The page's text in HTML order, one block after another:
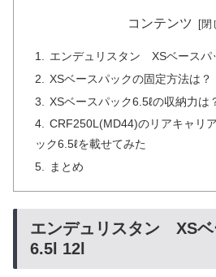
コンテンツ
エンデュリスタン XSベース
XSベースパックの固定方法は？
XSベースパック6.5ℓの収納力は
CRF250L(MD44)のリアキャリ
ック6.5ℓを載せてみた
まとめ
エンデュリスタン XS
6.5l 12l